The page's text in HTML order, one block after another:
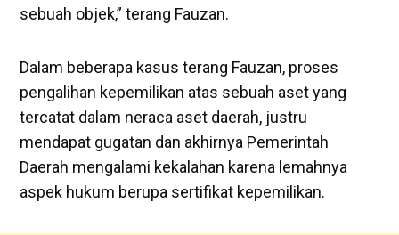
sebuah objek,” terang Fauzan.
Dalam beberapa kasus terang Fauzan, proses
pengalihan kepemilikan atas sebuah aset yang
tercatat dalam neraca aset daerah, justru
mendapat gugatan dan akhirnya Pemerintah
Daerah mengalami kekalahan karena lemahnya
aspek hukum berupa sertifikat kepemilikan.